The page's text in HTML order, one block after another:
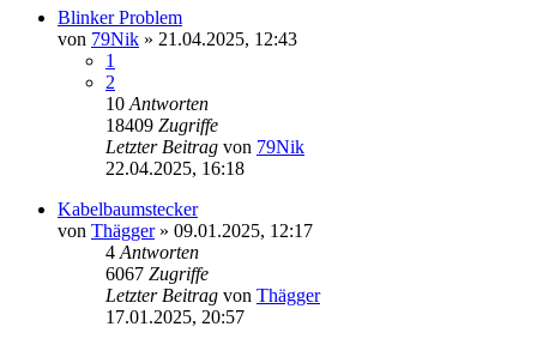
Blinker Problem
von 79Nik » 21.04.2025, 12:43
1
2
10 Antworten
18409 Zugriffe
Letzter Beitrag von 79Nik
22.04.2025, 16:18
Kabelbaumstecker
von Thägger» 09.01.2025, 12:17
4 Antworten
6067 Zugriffe
Letzter Beitrag von Thägger
17.01.2025, 20:57